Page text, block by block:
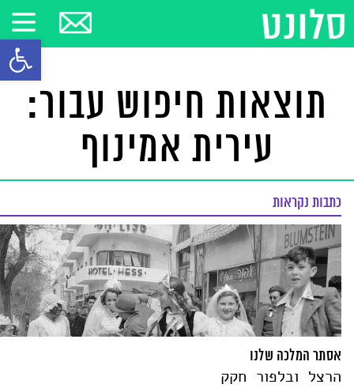
פתח
תוצאות חיפוש עבור:
עירית אמינוף
כתבות נקראות
אסתר המלכה שלנו
הרצל ובלפור חקק